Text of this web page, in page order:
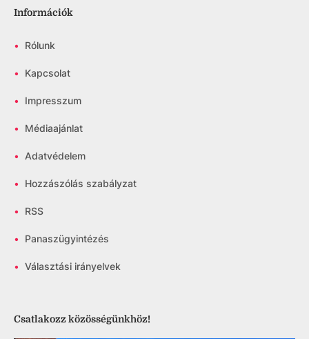
Információk
• Rólunk
• Kapcsolat
• Impresszum
• Médiaajánlat
• Adatvédelem
• Hozzászólás szabályzat
• RSS
• Panaszügyintézés
• Választási irányelvek
Csatlakozz közösségünkhöz!